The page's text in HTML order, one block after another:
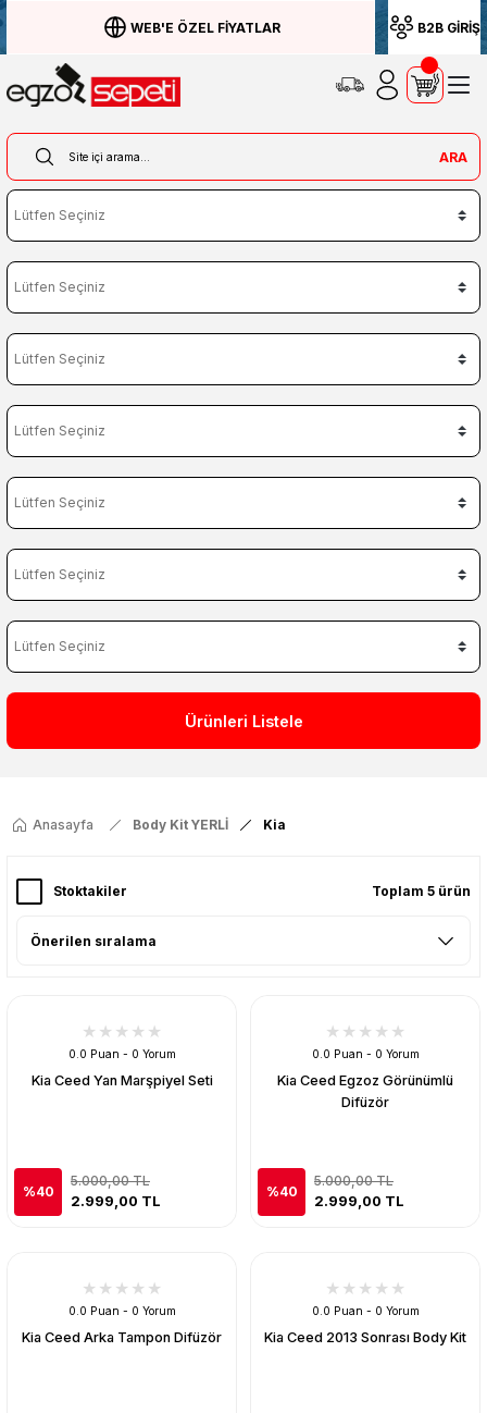
WEB'E ÖZEL FİYATLAR B2B GİRİŞ
ARA
Ürünleri Listele
Anasayfa Body Kit YERLİ Kia
Stoktakiler Toplam 5 ürün
0.0 Puan - 0 Yorum
Kia Ceed Yan Marşpiyel Seti
%40
5.000,00 TL
2.999,00 TL
0.0 Puan - 0 Yorum
Kia Ceed Egzoz Görünümlü
Difüzör
%40
5.000,00 TL
2.999,00 TL
0.0 Puan - 0 Yorum
Kia Ceed Arka Tampon Difüzör
0.0 Puan - 0 Yorum
Kia Ceed 2013 Sonrası Body Kit